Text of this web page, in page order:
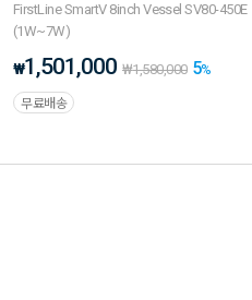
FirstLine SmartV 8inch Vessel SV80-450E
(1W~7W)
₩1,501,000 ₩1,580,000 5%
무료배송